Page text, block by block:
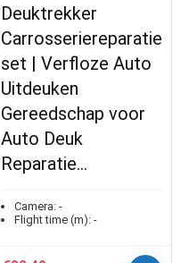
Deuktrekker
Carrosseriereparatie
set | Verfloze Auto
Uitdeuken
Gereedschap voor
Auto Deuk
Reparatie…
Camera: -
Flight time (m): -